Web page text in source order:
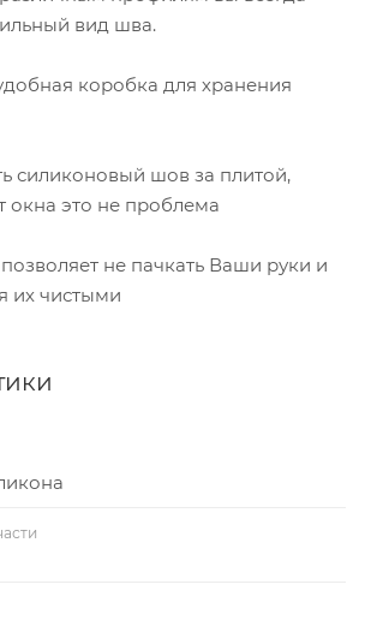
вид шва.
коробка для хранения
силиконовый шов за плитой,
окна это не проблема
не пачкать Ваши руки и
их чистыми